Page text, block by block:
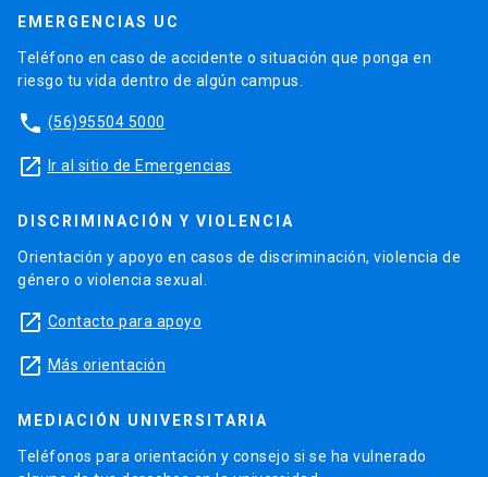
EMERGENCIAS UC
Teléfono en caso de accidente o situación que ponga en
riesgo tu vida dentro de algún campus.
phone (56)95504 5000
launch Ir al sitio de Emergencias
DISCRIMINACIÓN Y VIOLENCIA
Orientación y apoyo en casos de discriminación, violencia de
género o violencia sexual.
launch Contacto para apoyo
launch Más orientación
MEDIACIÓN UNIVERSITARIA
Teléfonos para orientación y consejo si se ha vulnerado